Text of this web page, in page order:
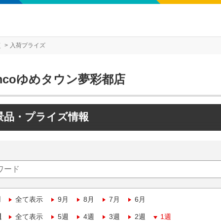
入荷プライズ
ゆめタウン夢彩都店
品・プライズ情報
全て表示 9月 8月 7月 6月
全て表示 5週 4週 3週 2週 1週